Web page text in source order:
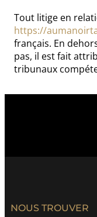
Tout litige en
https://
français. En
pas, il est fait
tribunaux
NOUS TROUVER